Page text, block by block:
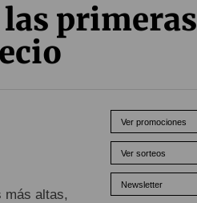
primeras
más altas,
Ver promociones
Ver sorteos
Newsletter